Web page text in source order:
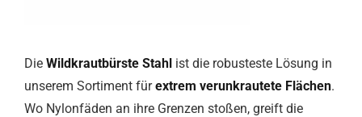
Die Wildkrautbürste Stahl ist die robusteste Lösung in
unserem Sortiment fürextrem verunkrautete Flächen.
Wo Nylonfäden an ihre Grenzen stoßen, greift die